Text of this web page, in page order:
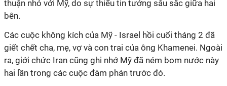
thuận nhỏ với Mỹ, do sự thiếu tin tưởng sâu sắc giữa hai
bên.
Các cuộc không kích của Mỹ - Israel hồi cuối tháng 2 đã
giết chết cha, mẹ, vợ và con trai của ông Khamenei. Ngoài
ra, giới chức Iran cũng ghi nhớ Mỹ đã ném bom nước này
hai lần trong các cuộc đàm phán trước đó.